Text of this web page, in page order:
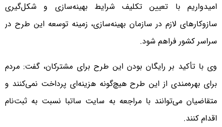
امیدواریم با تعیین تکلیف شرایط بهینه‌سازی و شکل‌گیری
سازوکارهای لازم در سازمان بهینه‌سازی، زمینه توسعه این طرح در
سراسر کشور فراهم شود.
وی با تأکید بر رایگان بودن این طرح برای مشترکان، گفت: مردم
برای بهره‌مندی از این طرح هیچ‌گونه هزینه‌ای پرداخت نمی‌کنند و
متقاضیان می‌توانند با مراجعه به سایت ساتبا نسبت به ثبت‌نام
اقدام کنند.